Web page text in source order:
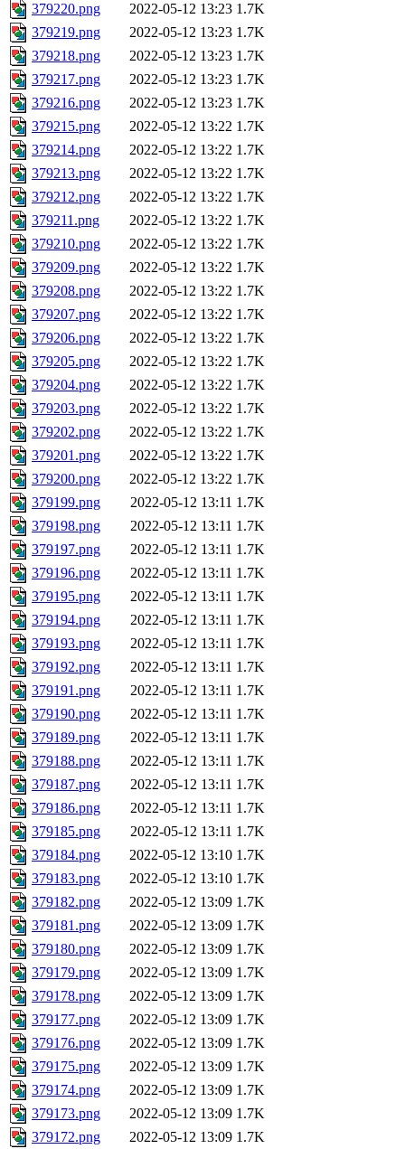
379220.png 2022-05-12 13:23 1.7K
379219.png
2022-05-12 13:23 1.7K
379218.png
2022-05-12 13:23 1.7K
379217.png
2022-05-12 13:23 1.7K
379216.png
2022-05-12 13:23 1.7K
379215.png
2022-05-12 13:22 1.7K
379214.png
2022-05-12 13:22 1.7K
379213.png
2022-05-12 13:22 1.7K
379212.png
2022-05-12 13:22 1.7K
379211.png
2022-05-12 13:22 1.7K
379210.png
2022-05-12 13:22 1.7K
379209.png
2022-05-12 13:22 1.7K
379208.png
2022-05-12 13:22 1.7K
379207.png
2022-05-12 13:22 1.7K
379206.png
2022-05-12 13:22 1.7K
379205.png
2022-05-12 13:22 1.7K
379204.png
2022-05-12 13:22 1.7K
379203.png
2022-05-12 13:22 1.7K
379202.png
2022-05-12 13:22 1.7K
379201.png
2022-05-12 13:22 1.7K
379200.png
2022-05-12 13:22 1.7K
379199.png
2022-05-12 13:11 1.7K
379198.png
2022-05-12 13:11 1.7K
379197.png
2022-05-12 13:11 1.7K
379196.png
2022-05-12 13:11 1.7K
379195.png
2022-05-12 13:11 1.7K
379194.png
2022-05-12 13:11 1.7K
379193.png
2022-05-12 13:11 1.7K
379192.png
2022-05-12 13:11 1.7K
379191.png
2022-05-12 13:11 1.7K
379190.png
2022-05-12 13:11 1.7K
379189.png
2022-05-12 13:11 1.7K
379188.png
2022-05-12 13:11 1.7K
379187.png
2022-05-12 13:11 1.7K
379186.png
2022-05-12 13:11 1.7K
379185.png
2022-05-12 13:11 1.7K
379184.png
2022-05-12 13:10 1.7K
379183.png
2022-05-12 13:10 1.7K
379182.png
2022-05-12 13:09 1.7K
379181.png
2022-05-12 13:09 1.7K
379180.png
2022-05-12 13:09 1.7K
379179.png
2022-05-12 13:09 1.7K
379178.png
2022-05-12 13:09 1.7K
379177.png
2022-05-12 13:09 1.7K
379176.png
2022-05-12 13:09 1.7K
379175.png
2022-05-12 13:09 1.7K
379174.png
2022-05-12 13:09 1.7K
379173.png
2022-05-12 13:09 1.7K
379172.png
2022-05-12 13:09 1.7K